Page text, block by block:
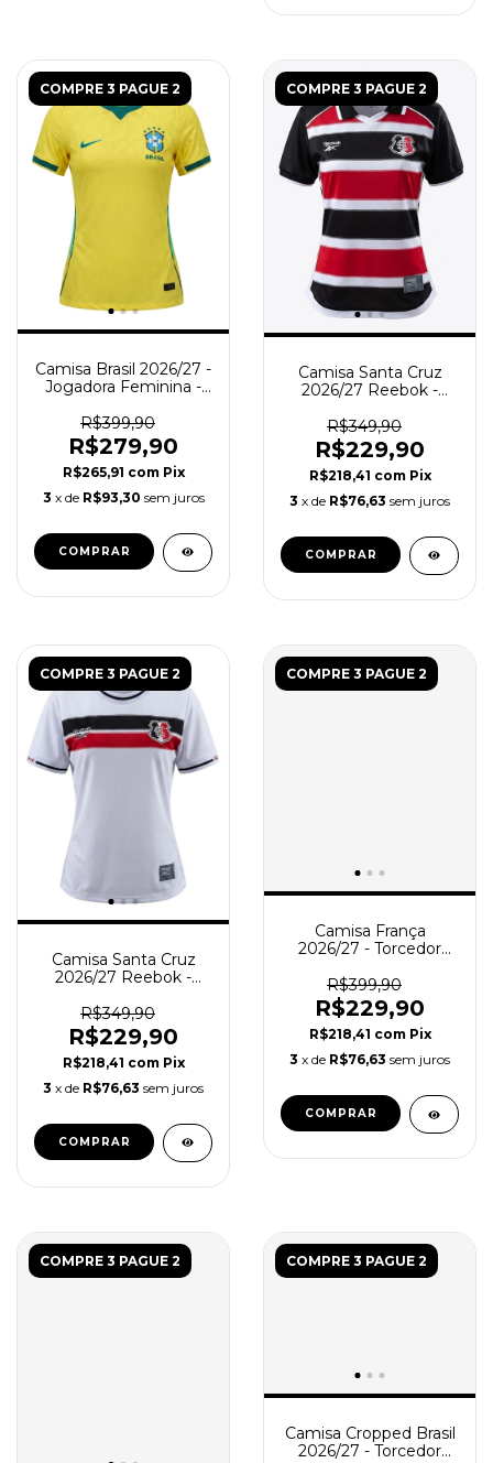
COMPRE 3 PAGUE 2
Camisa Brasil 2026/27 -
Jogadora Feminina -
R$399,90
R$279,90
R$265,91 com Pix
3 x de R$93,30 sem juros
COMPRAR
COMPRE 3 PAGUE 2
Camisa Santa Cruz
2026/27 Reebok -
Branca - Preta -
Vermelha
R$349,90
R$229,90
R$218,41 com Pix
3 x de R$76,63 sem juros
COMPRAR
COMPRE 3 PAGUE 2
Camisa Santa Cruz
2026/27 Reebok -
Branca
R$349,90
R$229,90
R$218,41 com Pix
3 x de R$76,63 sem juros
COMPRAR
COMPRE 3 PAGUE 2
Camisa França
2026/27 - Torcedor
R$399,90
R$229,90
R$218,41 com Pix
3 x de R$76,63 sem juros
COMPRAR
COMPRE 3 PAGUE 2 COMPRE 3 PAGUE 2
Camisa Cropped Brasil
2026/27 - Torcedor